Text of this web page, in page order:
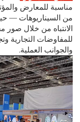
مناسبة للمعارض
من السيناريوهات —
الانتباه من خلال صور
للمفاوضات التجارية
والجوانب العملية.